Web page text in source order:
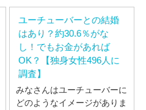
ユーチューバーとの結婚
はあり？約30.6％がな
し！でもお金があれば
OK？【独身女性496人に
調査】
みなさんはユーチューバーに
どのようなイメージがありま